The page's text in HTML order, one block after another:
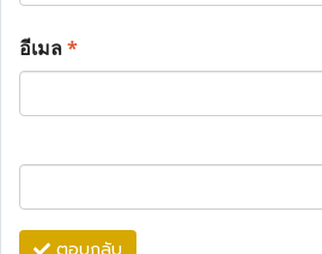
อีเมล*